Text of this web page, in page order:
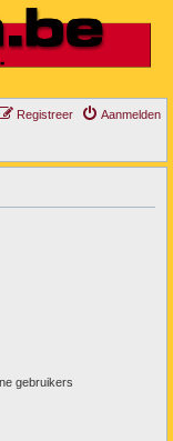
Aanmelden
Registreer
gebruikers